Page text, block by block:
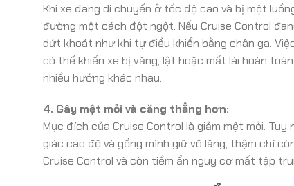
Khi xe đang di chuyển ở tốc độ cao và bị một
đường một cách đột ngột. Nếu Cruise Control
dứt khoát như khi tự điều khiển bằng chân ga.
có thể khiến xe bị văng, lật hoặc mất lái hoàn
nhiều hướng khác nhau.
4. Gây mệt mỏi và căng thẳng hơn:
Mục đích của Cruise Control là giảm mệt mỏi.
giác cao độ và gồng mình giữ vô lăng, thậm chí
Cruise Control và còn tiềm ẩn nguy cơ mất tập